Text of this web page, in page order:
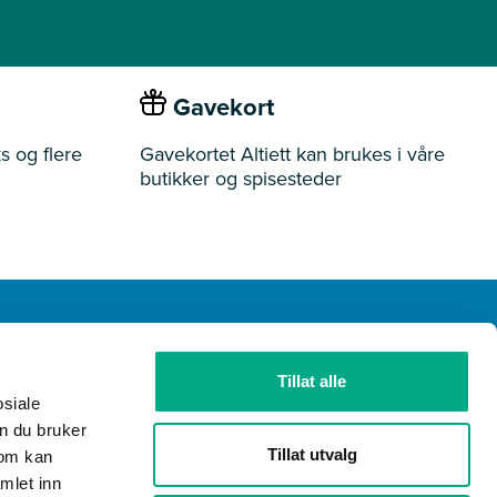
du bruker
kan
inn
Tillat alle
Tillat utvalg
og flere
Gavekort
Gavekortet Altiett kan brukes i våre
butikker og spisesteder